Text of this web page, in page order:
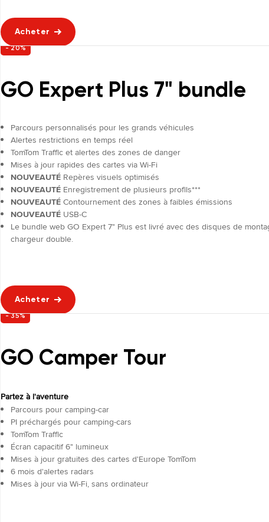
Acheter
- 20%
GO Expert Plus 7" bundle
Parcours personnalisés pour les grands véhicules
Alertes restrictions en temps réel
TomTom Traffic et alertes des zones de danger
Mises à jour rapides des cartes via Wi-Fi
NOUVEAUTÉ Repères visuels optimisés
NOUVEAUTÉ Enregistrement de plusieurs profils***
NOUVEAUTÉ Contournement des zones à faibles émissions
NOUVEAUTÉ USB-C
Le bundle web GO Expert 7" Plus est livré avec des disques de
chargeur double.
Acheter
- 35%
GO Camper Tour
Partez à l'aventure
Parcours pour camping-car
PI préchargés pour camping-cars
TomTom Traffic
Écran capacitif 6" lumineux
Mises à jour gratuites des cartes d'Europe TomTom
6 mois d'alertes radars
Mises à jour via Wi-Fi, sans ordinateur